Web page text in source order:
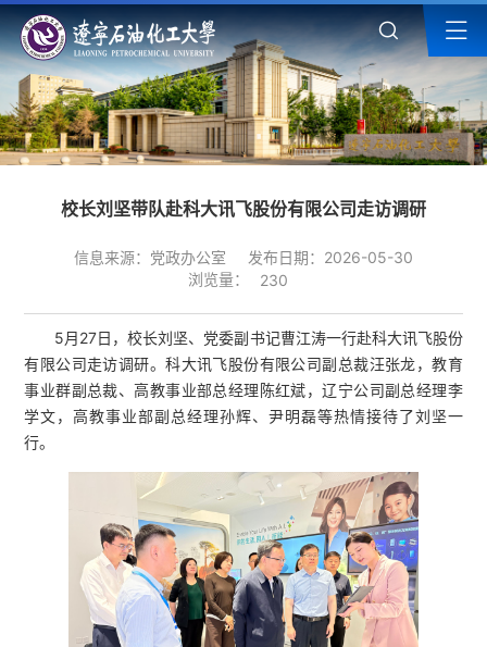
校长刘坚带队赴科大讯飞股份有限公司走访调研
信息来源：党政办公室
发布日期：2026-05-30
浏览量：
230
5月27日，校长刘坚、党委副书记曹江涛一行赴科大讯飞股份
有限公司走访调研。科大讯飞股份有限公司副总裁汪张龙，教育
事业群副总裁、高教事业部总经理陈红斌，辽宁公司副总经理李
学文，高教事业部副总经理孙辉、尹明磊等热情接待了刘坚一
行。